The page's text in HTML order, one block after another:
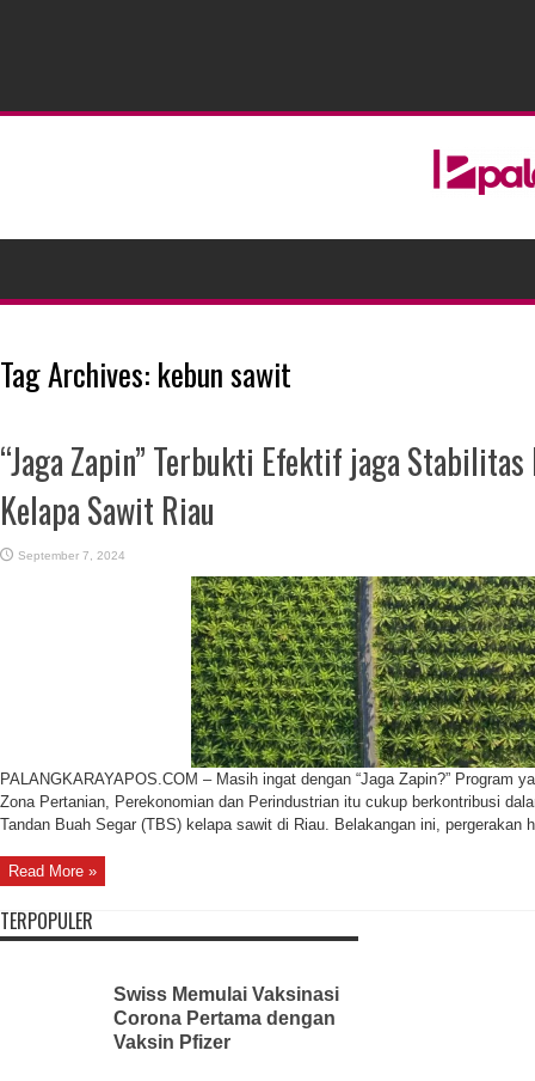
Tag Archives: kebun sawit
“Jaga Zapin” Terbukti Efektif jaga Stabilitas
Kelapa Sawit Riau
September 7, 2024
PALANGKARAYAPOS.COM – Masih ingat dengan “Jaga Zapin?” Program
Zona Pertanian, Perekonomian dan Perindustrian itu cukup berkontribusi
Tandan Buah Segar (TBS) kelapa sawit di Riau. Belakangan ini, pergerakan
Read More »
TERPOPULER
Swiss Memulai Vaksinasi
Corona Pertama dengan
Vaksin Pfizer